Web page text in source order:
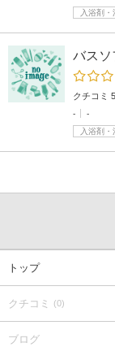
入浴剤
バスソ
クチコミ
-
-
入浴剤
トップ
クチコミ (0)
ブログ